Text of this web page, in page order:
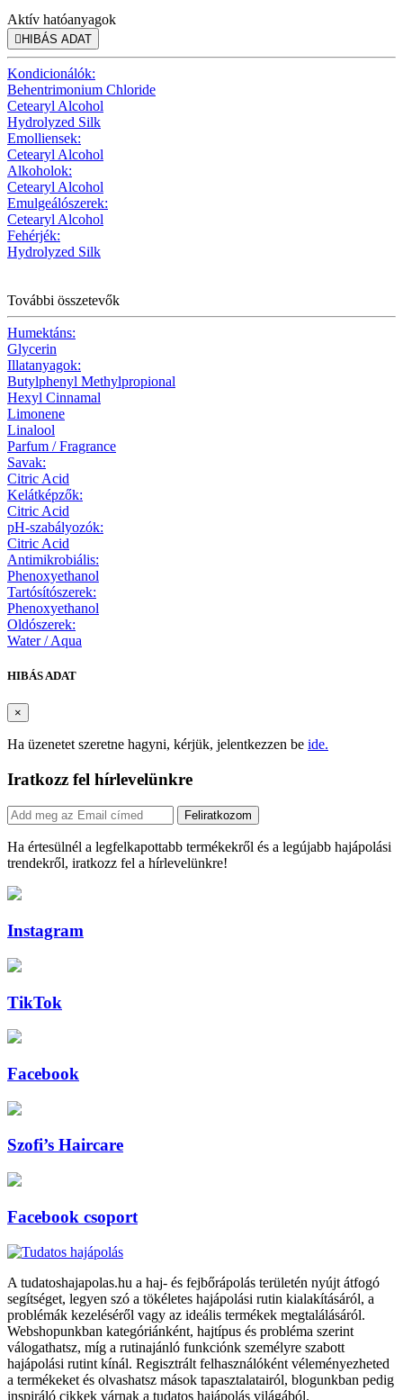
Aktív hatóanyagok
HIBÁS ADAT
Kondicionálók:
Behentrimonium Chloride
Cetearyl Alcohol
Hydrolyzed Silk
Emolliensek:
Cetearyl Alcohol
Alkoholok:
Cetearyl Alcohol
Emulgeálószerek:
Cetearyl Alcohol
Fehérjék:
Hydrolyzed Silk
További összetevők
Humektáns:
Glycerin
Illatanyagok:
Butylphenyl Methylpropional
Hexyl Cinnamal
Limonene
Linalool
Parfum / Fragrance
Savak:
Citric Acid
Kelátképzők:
Citric Acid
pH-szabályozók:
Citric Acid
Antimikrobiális:
Phenoxyethanol
Tartósítószerek:
Phenoxyethanol
Oldószerek:
Water / Aqua
HIBÁS ADAT
×
Ha üzenetet szeretne hagyni, kérjük, jelentkezzen be ide.
Iratkozz fel hírlevelünkre
Feliratkozom
Ha értesülnél a legfelkapottabb termékekről és a legújabb hajápolási
trendekről, iratkozz fel a hírlevelünkre!
Instagram
TikTok
Facebook
Szofi’s Haircare
Facebook csoport
A tudatoshajapolas.hu a haj- és fejbőrápolás területén nyújt átfogó
segítséget, legyen szó a tökéletes hajápolási rutin kialakításáról, a
problémák kezeléséről vagy az ideális termékek megtalálásáról.
Webshopunkban kategóriánként, hajtípus és probléma szerint
válogathatsz, míg a rutinajánló funkciónk személyre szabott
hajápolási rutint kínál. Regisztrált felhasználóként véleményezheted
a termékeket és olvashatsz mások tapasztalatairól, blogunkban pedig
inspiráló cikkek várnak a tudatos hajápolás világából.